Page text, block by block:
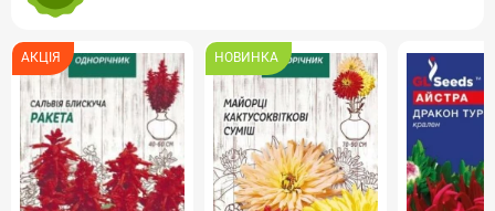
АКЦІЯ НОВИНКА